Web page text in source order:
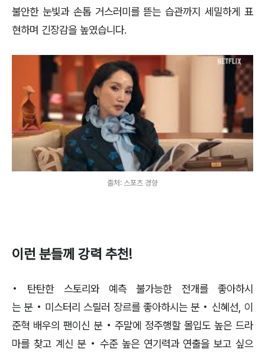
불안한 눈빛과 손톱 거스러미를 뜯는 습관까지 세밀하게 표
현하며 긴장감을 높였습니다.
출처: 스포츠 경향
이런 분들께 강력 추천!
• 탄탄한 스토리와 예측 불가능한 전개를 좋아하시
는 분 • 미스터리 스릴러 장르를 좋아하시는 분 • 신혜선, 이
준혁 배우의 팬이신 분 • 주말에 정주행할 몰입도 높은 드라
마를 찾고 계신 분 • 수준 높은 연기력과 연출을 보고 싶으